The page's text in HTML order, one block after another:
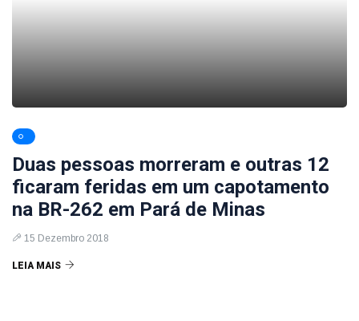
Duas pessoas morreram e outras 12
ficaram feridas em um capotamento
na BR-262 em Pará de Minas
15 Dezembro 2018
LEIA MAIS